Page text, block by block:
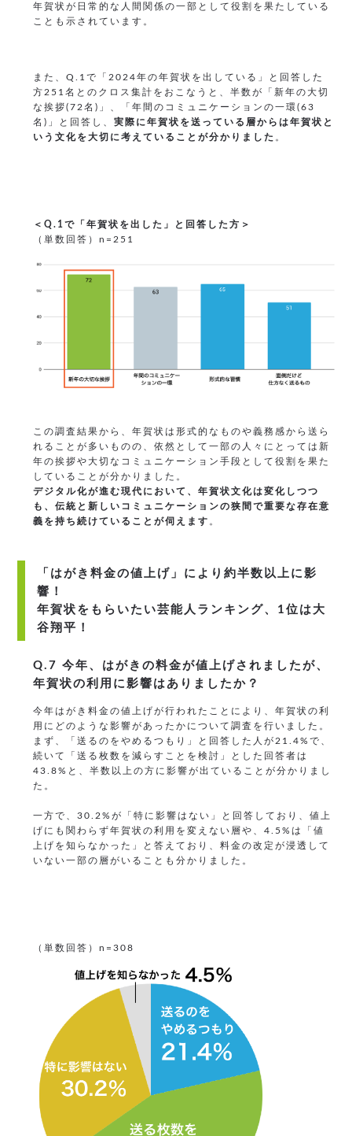
年賀状が日常的な人間関係の一部として役割を果たしている
ことも示されています。
また、Q.1で「2024年の年賀状を出している」と回答した
方251名とのクロス集計をおこなうと、半数が「新年の大切
な挨拶(72名)」、「年間のコミュニケーションの一環(63
名)」と回答し、実際に年賀状を送っている層からは年賀状と
いう文化を大切に考えていることが分かりました 。
＜Q.1で「年賀状を出した」と回答した方＞
（単数回答）n=251
この調査結果から、年賀状は形式的なものや義務感から送ら
れることが多いものの、依然として一部の人々にとっては新
年の挨拶や大切なコミュニケーション手段として役割を果た
していることが分かりました。
デジタル化が進む現代において、年賀状文化は変化しつつ
も、伝統と新しいコミュニケーションの狭間で重要な存在意
義を持ち続けていることが伺えます 。
「はがき料金の値上げ」により約半数以上に影
響！
年賀状をもらいたい芸能人ランキング、1位は大
谷翔平！
Q.7 今年、はがきの料金が値上げされましたが、
年賀状の利用に影響はありましたか？
今年はがき料金の値上げが行われたことにより、年賀状の利
用にどのような影響があったかについて調査を行いました。
まず、「送るのをやめるつもり」と回答した人が21.4%で、
続いて「送る枚数を減らすことを検討」とした回答者は
43.8%と、半数以上の方に影響が出ていることが分かりまし
た。
一方で、30.2%が「特に影響はない」と回答しており、値上
げにも関わらず年賀状の利用を変えない層や、4.5%は「値
上げを知らなかった」と答えており、料金の改定が浸透して
いない一部の層がいることも分かりました。
（単数回答）n=308